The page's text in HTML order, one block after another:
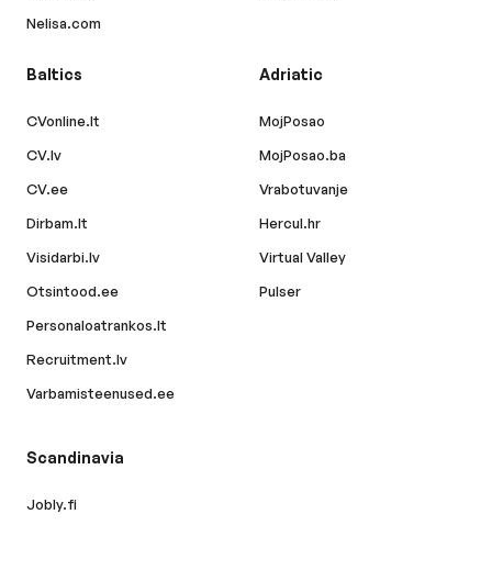
Nelisa.com
Baltics
CVonline.lt
CV.lv
CV.ee
Dirbam.lt
Visidarbi.lv
Otsintood.ee
Personaloatrankos.lt
Recruitment.lv
Varbamisteenused.ee
Adriatic
MojPosao
MojPosao.ba
Vrabotuvanje
Hercul.hr
Virtual Valley
Pulser
Scandinavia
Jobly.fi